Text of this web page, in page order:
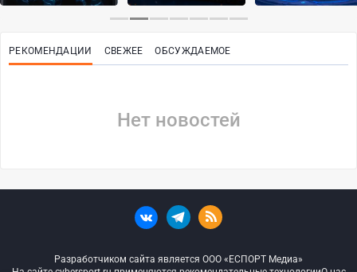
РЕКОМЕНДАЦИИ СВЕЖЕЕ ОБСУЖДАЕМОЕ
Нет новостей
Разработчиком сайта является ООО «ЕСПОРТ Медиа»